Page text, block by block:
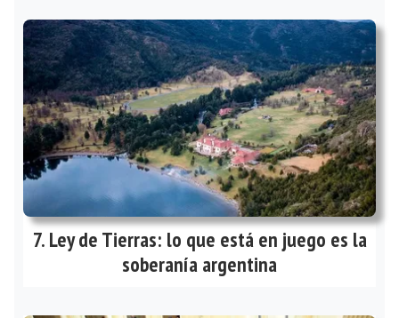
Ley de Tierras: lo que está en juego es la
soberanía argentina